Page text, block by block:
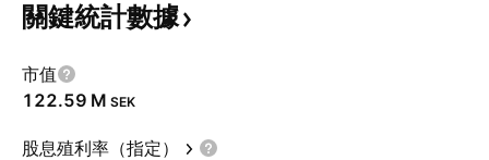
關鍵統計數據
市值
‪122.59 M‬ SEK
股息殖利率（指定）